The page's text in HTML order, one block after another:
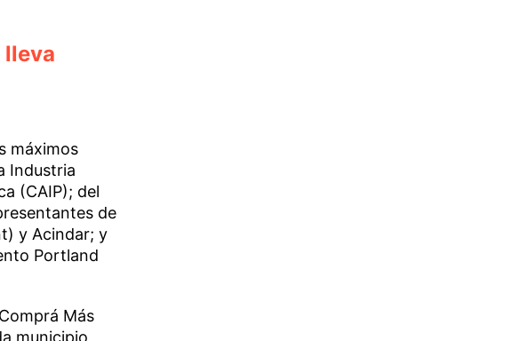
lleva
máximos
Industria
(CAIP); del
de
y Acindar; y
Portland
Más
municipio,